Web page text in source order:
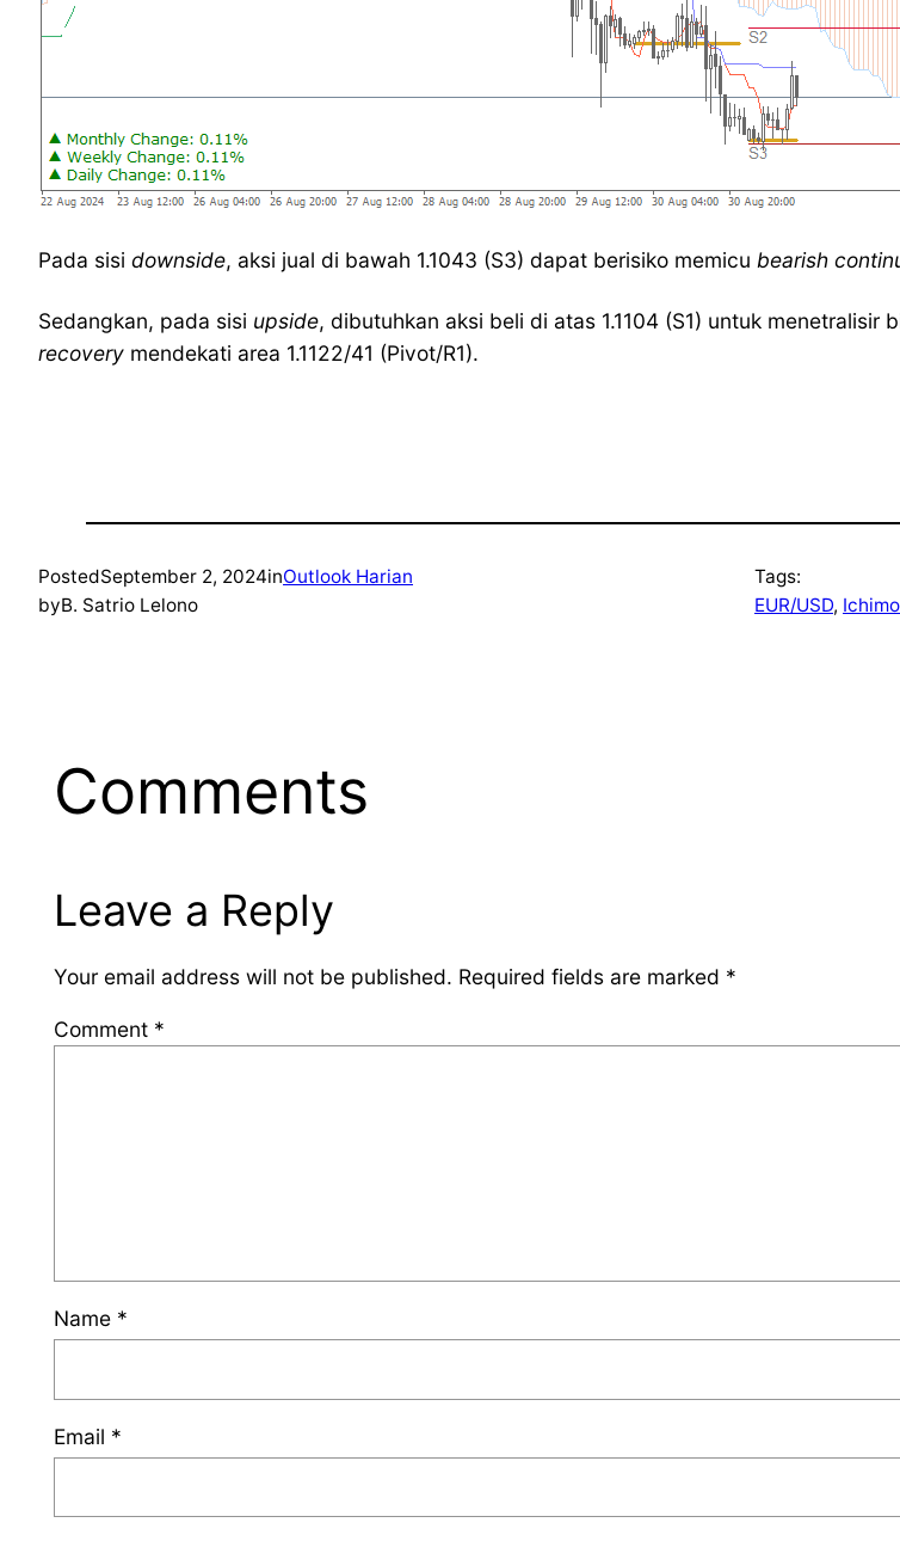
Pada sisi downside, aksi jual di bawah 1.1043 (S3) dapat berisiko memicu bearish
Sedangkan, pada sisi upside, dibutuhkan aksi beli di atas 1.1104 (S1) untuk menetralisir
recovery mendekati area 1.1122/41 (Pivot/R1).
PostedSeptember 2, 2024inOutlook Harian
byB. Satrio Lelono
Tags:
EUR/USD,
Comments
Leave a Reply
Your email address will not be published. Required fields are marked *
Comment *
Name *
Email *